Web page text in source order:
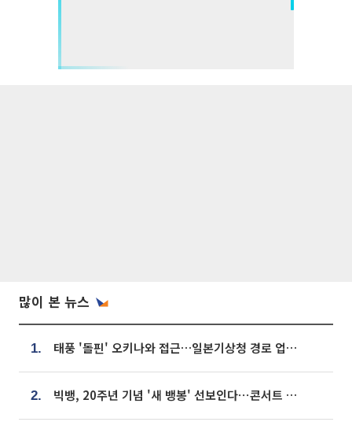
많이 본 뉴스
1. 태풍 '돌핀' 오키나와 접근…일본기상청 경로 업데이트
2. 빅뱅, 20주년 기념 '새 뱅봉' 선보인다⋯콘서트 앞두고 팝업 개최